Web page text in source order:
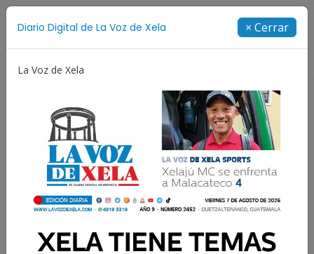
Diario Digital de La Voz de Xela × Cerrar
La Voz de Xela